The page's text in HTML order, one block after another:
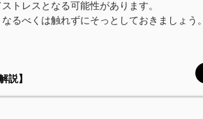
トレスとなる可能性があります。
るべくは触れずにそっとしておきましょう。
説】